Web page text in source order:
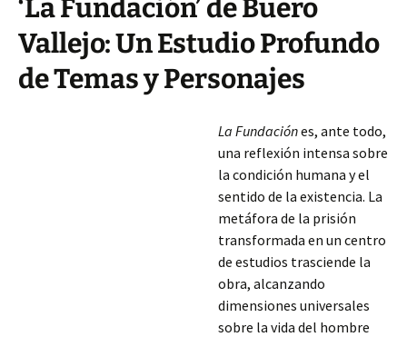
‘La Fundación’ de Buero
Vallejo: Un Estudio Profundo
de Temas y Personajes
La Fundaciónes, ante todo,
una reflexión intensa sobre
la condición humana y el
sentido de la existencia. La
metáfora de la prisión
transformada en un centro
de estudios trasciende la
obra, alcanzando
dimensiones universales
sobre la vida del hombre